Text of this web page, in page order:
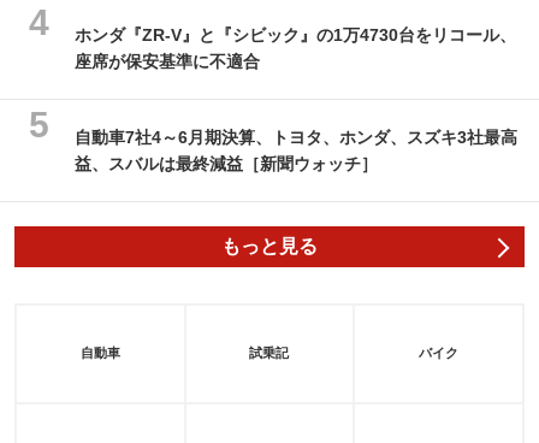
ホンダ『ZR-V』と『シビック』の1万4730台をリコール、
座席が保安基準に不適合
自動車7社4～6月期決算、トヨタ、ホンダ、スズキ3社最高
益、スバルは最終減益［新聞ウォッチ］
もっと見る
自動車 試乗記 バイク